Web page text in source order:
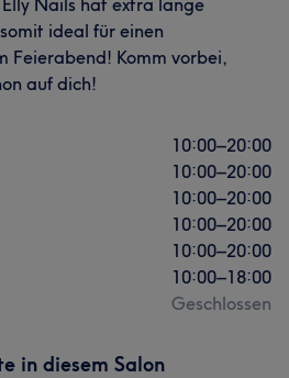
Nails hat extra lange
ideal für einen
Feierabend! Komm vorbei,
auf dich!
10:00–20:00
10:00–20:00
10:00–20:00
10:00–20:00
10:00–20:00
10:00–18:00
Geschlossen
in diesem Salon